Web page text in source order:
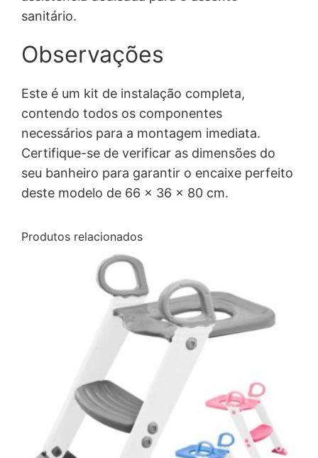
sanitário.
Observações
Este é um kit de instalação completa,
contendo todos os componentes
necessários para a montagem imediata.
Certifique-se de verificar as dimensões do
seu banheiro para garantir o encaixe perfeito
deste modelo de 66 x 36 x 80 cm.
Produtos relacionados